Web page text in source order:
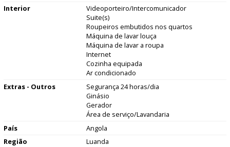
Interior
Videoporteiro/Intercomunicador
Suite(s)
Roupeiros embutidos nos quartos
Máquina de lavar louça
Máquina de lavar a roupa
Internet
Cozinha equipada
Ar condicionado
Extras - Outros
Segurança 24 horas/dia
Ginásio
Gerador
Área de serviço/Lavandaria
País
Angola
Região
Luanda